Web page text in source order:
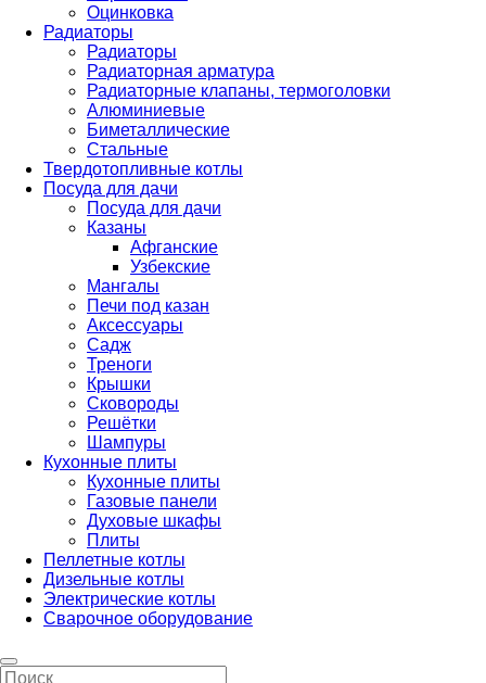
Оцинковка
Радиаторы
Радиаторы
Радиаторная арматура
Радиаторные клапаны, термоголовки
Алюминиевые
Биметаллические
Стальные
Твердотопливные котлы
Посуда для дачи
Посуда для дачи
Казаны
Афганские
Узбекские
Мангалы
Печи под казан
Аксессуары
Садж
Треноги
Крышки
Сковороды
Решётки
Шампуры
Кухонные плиты
Кухонные плиты
Газовые панели
Духовые шкафы
Плиты
Пеллетные котлы
Дизельные котлы
Электрические котлы
Сварочное оборудование